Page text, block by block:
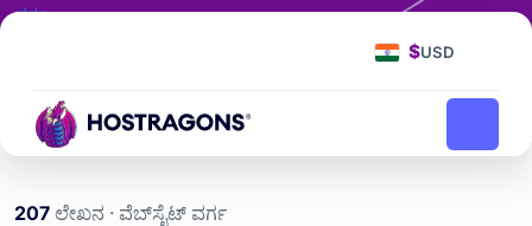
$USD
ವರ್ಗ
ಮುಖಪುಟ ಬ್ಲಾಗ್ ವೆಬ್‌ಸೈಟ್
207 ಲೇಖನ · ವೆಬ್‌ಸೈಟ್ ವರ್ಗ